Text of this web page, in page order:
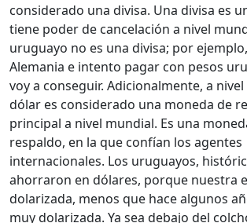
considerado una divisa. Una divisa es
tiene poder de cancelación a nivel
uruguayo no es una divisa; por
Alemania e intento pagar con pesos
voy a conseguir. Adicionalmente, a
dólar es considerado una moneda de
principal a nivel mundial. Es una
respaldo, en la que confían los agentes
internacionales. Los uruguayos,
ahorraron en dólares, porque nuestra
dolarizada, menos que hace algunos
muy dolarizada. Ya sea debajo del